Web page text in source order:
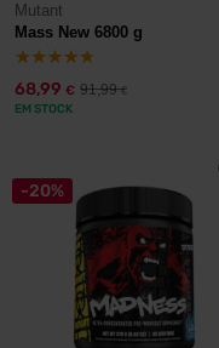
Mutant
Mass New 6800 g
68,99 € 91,99€
EM STOCK
-20%